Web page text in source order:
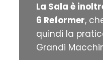
La Sala è
6 Reformer,
quindi la
Grandi